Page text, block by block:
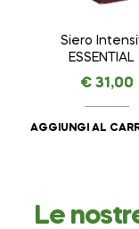
Siero
ESSENTIAL
AMAVITAL da
€31,00
AGGIUNGI AL
Le